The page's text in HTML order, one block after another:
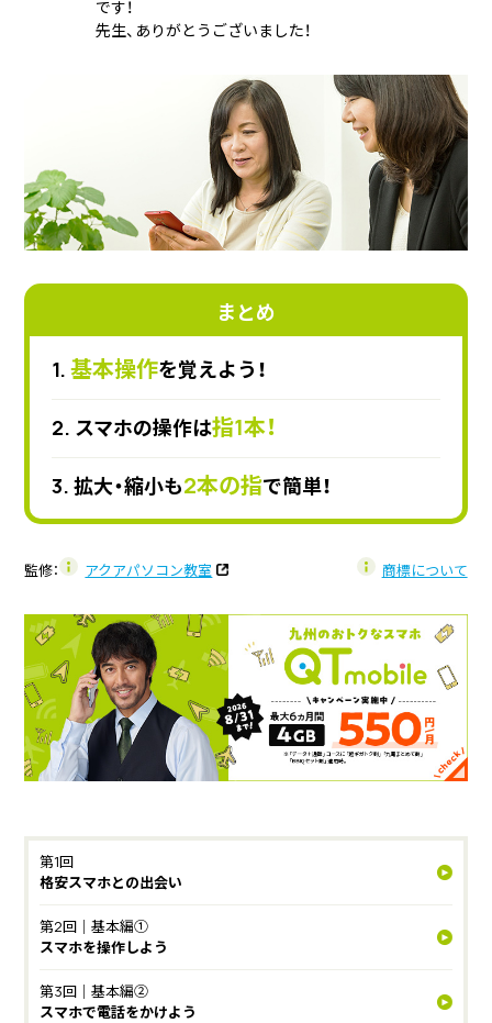
です！
先生、ありがとうございました！
まとめ
1.基本操作を覚えよう！
2. スマホの操作は指1本！
3. 拡大・縮小も2本の指で簡単！
監修： アクアパソコン教室 商標について
第1回
格安スマホとの出会い
第2回｜基本編①
スマホを操作しよう
第3回｜基本編②
スマホで電話をかけよう